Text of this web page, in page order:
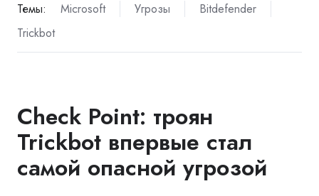
Темы: Microsoft Угрозы
Bitdefender
Trickbot
Check Point: троян
Trickbot впервые стал
самой опасной угрозой